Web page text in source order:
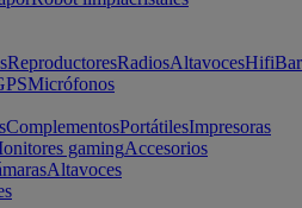
ReproductoresRadiosAltavocesHifi
Micrófonos
ComplementosPortátilesImpresoras
gamingAccesorios
Altavoces